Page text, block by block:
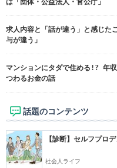
求人内容と「話が違う」と感じた
与が違う」
マンションにタダで住める!? 年
つわるお金の話
話題のコンテンツ
【診断】セルフプロ
社会人ライフ